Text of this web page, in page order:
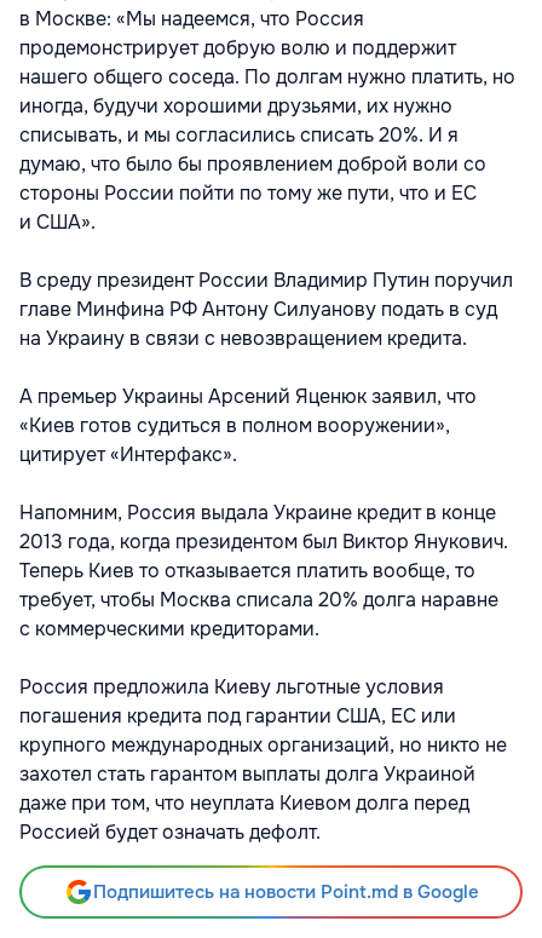
в Москве: «Мы надеемся, что Россия
продемонстрирует добрую волю и поддержит
нашего общего соседа. По долгам нужно платить, но
иногда, будучи хорошими друзьями, их нужно
списывать, и мы согласились списать 20%. И я
думаю, что было бы проявлением доброй воли со
стороны России пойти по тому же пути, что и ЕС
и США».
В среду президент России Владимир Путин поручил
главе Минфина РФ Антону Силуанову подать в суд
на Украину в связи с невозвращением кредита.
А премьер Украины Арсений Яценюк заявил, что
«Киев готов судиться в полном вооружении»,
цитирует «Интерфакс».
Напомним, Россия выдала Украине кредит в конце
2013 года, когда президентом был Виктор Янукович.
Теперь Киев то отказывается платить вообще, то
требует, чтобы Москва списала 20% долга наравне
с коммерческими кредиторами.
Россия предложила Киеву льготные условия
погашения кредита под гарантии США, ЕС или
крупного международных организаций, но никто не
захотел стать гарантом выплаты долга Украиной
даже при том, что неуплата Киевом долга перед
Россией будет означать дефолт.
Подпишитесь на новости Point.md в Google